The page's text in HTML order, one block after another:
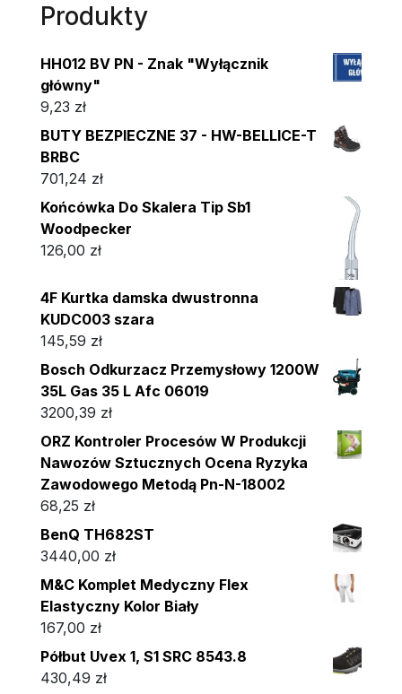
Produkty
HH012 BV PN - Znak "Wyłącznik
główny"
9,23 zł
BUTY BEZPIECZNE 37 - HW-BELLICE-T
BRBC
701,24 zł
Końcówka Do Skalera Tip Sb1
Woodpecker
126,00 zł
4F Kurtka damska dwustronna
KUDC003 szara
145,59 zł
Bosch Odkurzacz Przemysłowy 1200W
35L Gas 35 L Afc 06019
3200,39 zł
ORZ Kontroler Procesów W Produkcji
Nawozów Sztucznych Ocena Ryzyka
Zawodowego Metodą Pn-N-18002
68,25 zł
BenQ TH682ST
3440,00 zł
M&C Komplet Medyczny Flex
Elastyczny Kolor Biały
167,00 zł
Półbut Uvex 1, S1 SRC 8543.8
430,49 zł